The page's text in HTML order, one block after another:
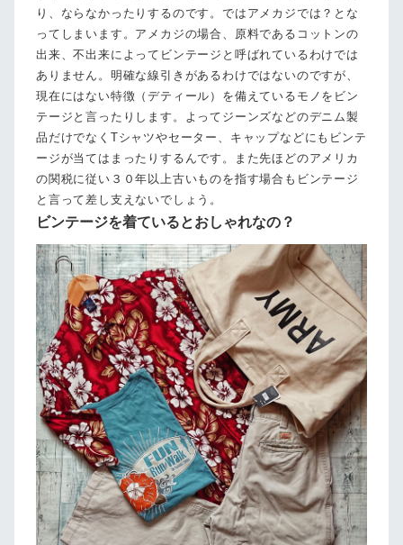
り、ならなかったりするのです。ではアメカジでは？とな
ってしまいます。アメカジの場合、原料であるコットンの
出来、不出来によってビンテージと呼ばれているわけでは
ありません。明確な線引きがあるわけではないのですが、
現在にはない特徴（デティール）を備えているモノをビン
テージと言ったりします。よってジーンズなどのデニム製
品だけでなくTシャツやセーター、キャップなどにもビンテ
ージが当てはまったりするんです。また先ほどのアメリカ
の関税に従い３０年以上古いものを指す場合もビンテージ
と言って差し支えないでしょう。
ビンテージを着ているとおしゃれなの？